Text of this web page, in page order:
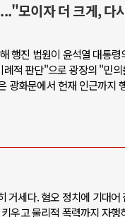
모이자 더 크게, 다
행진 법원이 윤석열 대통령
적 판단"으로 광장의 "민의
광화문에서 헌재 인근까지
거세다. 혐오 정치에 기대어
우고 물리적 폭력까지 자행